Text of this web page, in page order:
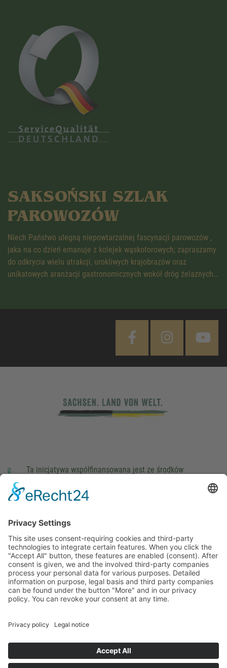
SAKSOŃSKI SZLAK
PAROWOZÓW
Niech Państwo ulegną niepowtarzalnej fascynacji parowozów ,
jaka na co dzień emanuje z kolejek wąskotorowych; zapraszamy
do odkrycia wielu atrakcji, urokliwych krajobrazów oraz
unikatowych aranżacji gastronomicznych wokół dróg żelaznych…
Ta inicjatywa współfinansowana jest ze środków
parlamentarzystów Landtagu Saksońskiego budżetu.
stopka redakcyjna
This site uses consent-requiring cookies and third-party
technologies to integrate certain features. When you click the
"Accept All" button, these features are enabled (consent).
After consent is given, we and the involved third-party
companies process your personal data for various purposes.
companies can be found under the button "More" and in our
DENY ACCEPT MORE